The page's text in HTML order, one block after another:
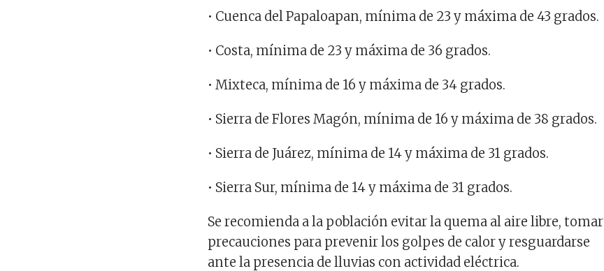
• Cuenca del Papaloapan, mínima de 23 y máxima de 43 grados.
• Costa, mínima de 23 y máxima de 36 grados.
• Mixteca, mínima de 16 y máxima de 34 grados.
• Sierra de Flores Magón, mínima de 16 y máxima de 38 grados.
• Sierra de Juárez, mínima de 14 y máxima de 31 grados.
• Sierra Sur, mínima de 14 y máxima de 31 grados.
Se recomienda a la población evitar la quema al aire libre, tomar
precauciones para prevenir los golpes de calor y resguardarse
ante la presencia de lluvias con actividad eléctrica.